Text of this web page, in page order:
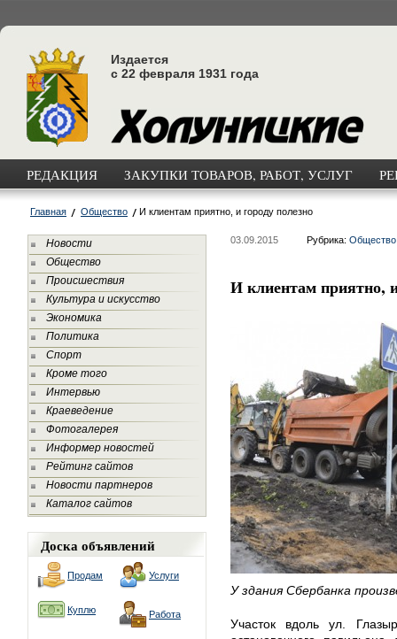
Издается
с 22 февраля 1931 года
РЕДАКЦИЯ ЗАКУПКИ ТОВАРОВ, РАБОТ, УСЛУГ
Главная Общество И клиентам приятно, и городу полезно
Новости
Общество
Происшествия
Культура и искусство
Экономика
Политика
Спорт
Кроме того
Интервью
Краеведение
Фотогалерея
Информер новостей
Рейтинг сайтов
Новости партнеров
Каталог сайтов
Доска объявлений
Продам Услуги
Куплю Работа
03.09.2015 Рубрика: Общество
И клиентам приятно,
У здания Сбербанка
Участок вдоль ул.